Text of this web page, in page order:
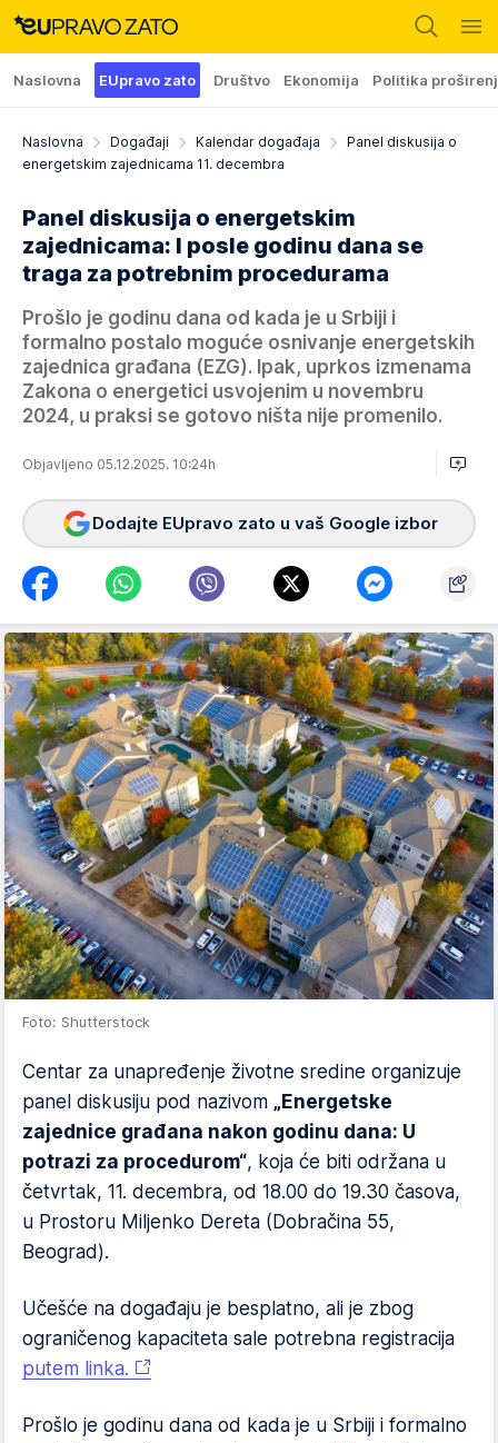
Naslovna EUpravo zato Društvo Ekonomija Politika
Naslovna Događaji Kalendar događaja
Panel diskusija o
energetskim zajednicama 11. decembra
Panel diskusija o energetskim
zajednicama: I posle godinu dana se
traga za potrebnim procedurama
Prošlo je godinu dana od kada je u Srbiji i
formalno postalo moguće osnivanje energetskih
zajednica građana (EZG). Ipak, uprkos izmenama
Zakona o energetici usvojenim u novembru
2024, u praksi se gotovo ništa nije promenilo.
Objavljeno 05.12.2025. 10:24h
Dodajte EUpravo zato u vaš Google izbor
Foto: Shutterstock
Centar za unapređenje životne sredine organizuje
panel diskusiju pod nazivom „Energetske
zajednice građana nakon godinu dana: U
potrazi za procedurom“, koja će biti održana u
četvrtak, 11. decembra, od 18.00 do 19.30 časova,
u Prostoru Miljenko Dereta (Dobračina 55,
Beograd).
Učešće na događaju je besplatno, ali je zbog
ograničenog kapaciteta sale potrebna registracija
putem linka.
Prošlo je godinu dana od kada je u Srbiji i formalno